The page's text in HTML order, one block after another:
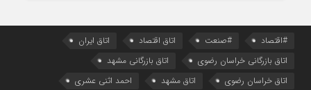
#اقتصاد #صنعت اتاق اقتصاد
اتاق ایران
اتاق بازرگانی خراسان رضوی
اتاق بازرگانی مشهد
اتاق خراسان رضوی
اتاق مشهد احمد اثنی عشری